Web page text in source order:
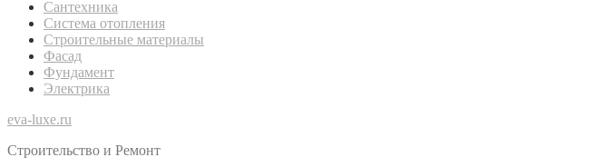
Сантехника
Система отопления
Строительные материалы
Фасад
Фундамент
Электрика
eva-luxe.ru
Строительство и Ремонт